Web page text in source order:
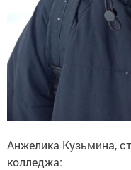
Анжелика Кузьмина,
колледжа: